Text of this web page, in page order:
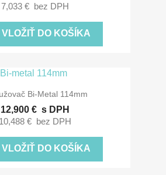
7,033 € bez DPH
VLOŽIŤ DO KOŠÍKA
Bi-Metal 114mm
12,900 € s DPH
10,488 € bez DPH
VLOŽIŤ DO KOŠÍKA